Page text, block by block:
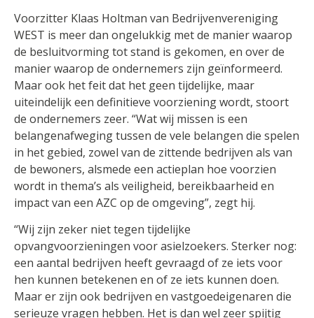
Voorzitter Klaas Holtman van Bedrijvenvereniging
WEST is meer dan ongelukkig met de manier waarop
de besluitvorming tot stand is gekomen, en over de
manier waarop de ondernemers zijn geïnformeerd.
Maar ook het feit dat het geen tijdelijke, maar
uiteindelijk een definitieve voorziening wordt, stoort
de ondernemers zeer. “Wat wij missen is een
belangenafweging tussen de vele belangen die spelen
in het gebied, zowel van de zittende bedrijven als van
de bewoners, alsmede een actieplan hoe voorzien
wordt in thema’s als veiligheid, bereikbaarheid en
impact van een AZC op de omgeving”, zegt hij.
“Wij zijn zeker niet tegen tijdelijke
opvangvoorzieningen voor asielzoekers. Sterker nog:
een aantal bedrijven heeft gevraagd of ze iets voor
hen kunnen betekenen en of ze iets kunnen doen.
Maar er zijn ook bedrijven en vastgoedeigenaren die
serieuze vragen hebben. Het is dan wel zeer spijtig